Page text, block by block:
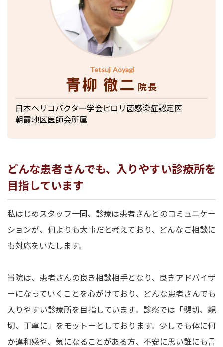
Tetsuji Aoyagi
青柳 徹二 院長
日本ヘリコバクター学会ピロリ菌感染症認定医
朝霞地区医師会所属
どんな患者さんでも、入りやすい診療所を
目指しています
私はじめスタッフ一同、診療は患者さんとのコミュニケー
ションが、何よりも大事だと考えており、どんなご相談に
も対応をいたします。
当院は、患者さんの良き相談相手となり、良きアドバイザ
ーになっていくことを心がけており、どんな患者さんでも
入りやすい診療所を目指しています。診察では「懇切、親
切、丁寧に」をモットーとしております。少しでも体に何
か違和感や、気になることがある方、不安に思い誰にも言